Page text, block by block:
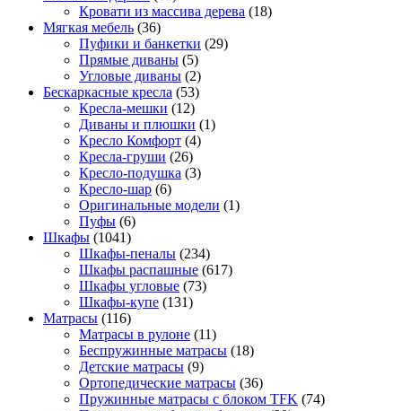
Кровати из массива дерева (18)
Мягкая мебель (36)
Пуфики и банкетки (29)
Прямые диваны (5)
Угловые диваны (2)
Бескаркасные кресла (53)
Кресла-мешки (12)
Диваны и плюшки (1)
Кресло Комфорт (4)
Кресла-груши (26)
Кресло-подушка (3)
Кресло-шар (6)
Оригинальные модели (1)
Пуфы (6)
Шкафы (1041)
Шкафы-пеналы (234)
Шкафы распашные (617)
Шкафы угловые (73)
Шкафы-купе (131)
Матрасы (116)
Матрасы в рулоне (11)
Беспружинные матрасы (18)
Детские матрасы (9)
Ортопедические матрасы (36)
Пружинные матрасы с блоком TFK (74)